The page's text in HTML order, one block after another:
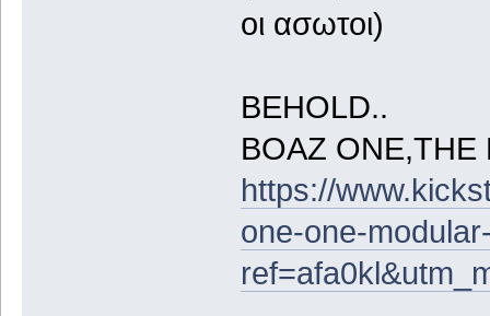
οι ασωτοι)
BEHOLD..
BOAZ ONE,THE
https://
one-one-